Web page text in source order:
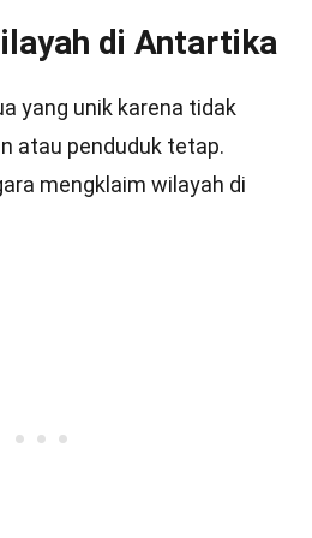
di Antartika
yang unik karena tidak
atau penduduk tetap.
mengklaim wilayah di